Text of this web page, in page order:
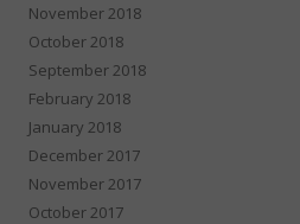
November 2018
October 2018
September 2018
February 2018
January 2018
December 2017
November 2017
October 2017